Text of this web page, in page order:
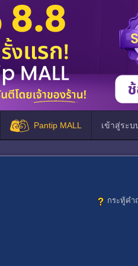
Pantip MALL เข้าสู่ระ
กระทู้คำ